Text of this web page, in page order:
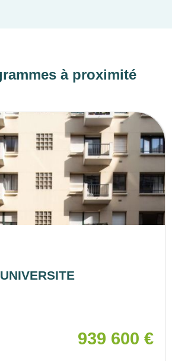
à proximité
939 600 €